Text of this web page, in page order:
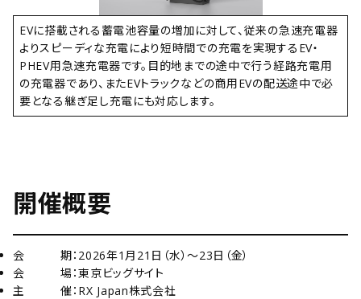
EVに搭載される蓄電池容量の増加に対して、従来の急速充電器
よりスピーディな充電により短時間での充電を実現するEV・
PHEV用急速充電器です。目的地までの途中で行う経路充電用
の充電器であり、またEVトラックなどの商用EVの配送途中で必
要となる継ぎ足し充電にも対応します。
開催概要
会 期：2026年1月21日（水）～23日（金）
会 場：東京ビッグサイト
主 催：RX Japan株式会社